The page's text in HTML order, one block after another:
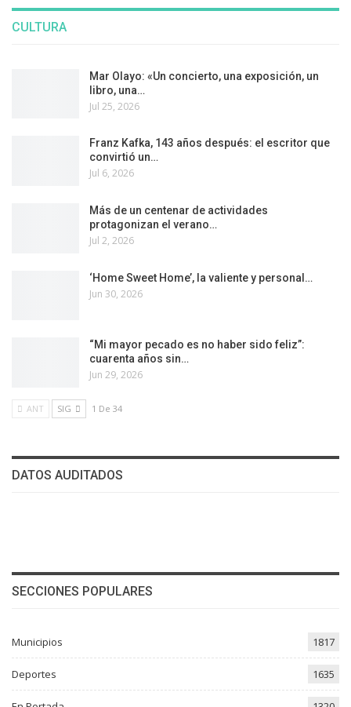
CULTURA
Mar Olayo: «Un concierto, una exposición, un
libro, una…
Jul 25, 2026
Franz Kafka, 143 años después: el escritor que
convirtió un…
Jul 6, 2026
Más de un centenar de actividades
protagonizan el verano…
Jul 2, 2026
‘Home Sweet Home’, la valiente y personal…
Jun 30, 2026
“Mi mayor pecado es no haber sido feliz”:
cuarenta años sin…
Jun 29, 2026
ANT SIG 1 De 34
DATOS AUDITADOS
SECCIONES POPULARES
Municipios 1817
Deportes 1635